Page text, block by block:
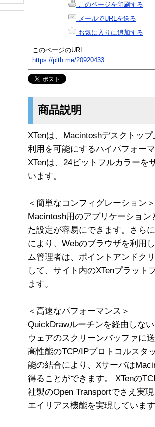
このページを印刷する
メールでURLを送る
お気に入りに追加する
このページのURL
https://plth.me/20920433
商品説明
XTenは、Macintoshデスクトッ
利用を可能にするハイパフォー
XTenは、24ビットフルカラーを
います。
＜簡単なコンフィグレーション＞
Macintosh用のアプリケーショ
た設定が容易にできます。さら
により、Webのブラウザを利用
ム管理者は、ポイントアンドク
して、サイト内のXTenプラット
ます。
＜高速なパフォーマンス＞
QuickDrawルーチンを経由しな
ウェアのスクリーンバッファに
高性能のTCP/IPプロトコルスタ
能の結合により、Xサーバは
得ることができます。 XTenの
社製のOpen Transportでさえ実
エイリアス機能を実現していま